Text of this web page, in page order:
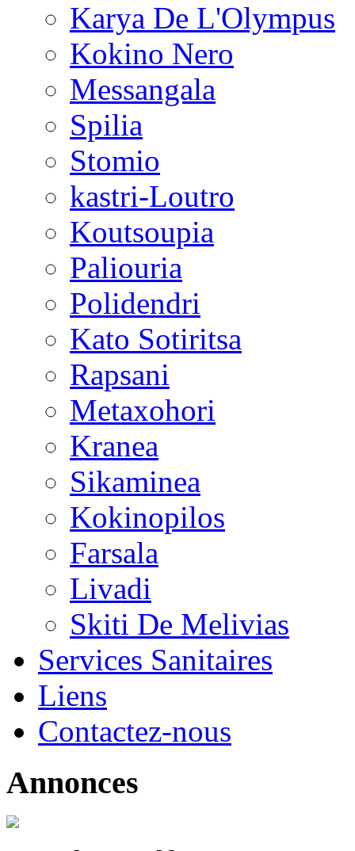
Karya De L'Olympus
Kokino Nero
Messangala
Spilia
Stomio
kastri-Loutro
Koutsoupia
Paliouria
Polidendri
Kato Sotiritsa
Rapsani
Metaxohori
Kranea
Sikaminea
Kokinopilos
Farsala
Livadi
Skiti De Melivias
Services Sanitaires
Liens
Contactez-nous
Annonces